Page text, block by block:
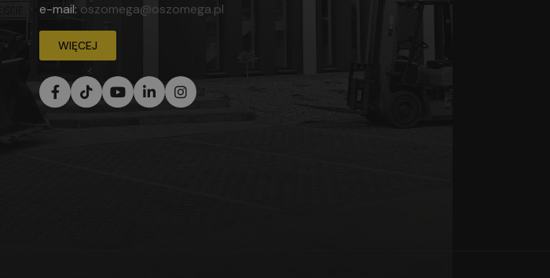
e-mail: oszomega@oszomega.pl
WIĘCEJ